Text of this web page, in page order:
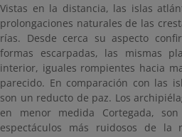
Vistas en la distancia, las islas
prolongaciones naturales de las
rías. Desde cerca su aspecto
formas escarpadas, las mismas
interior, iguales rompientes hacia
parecido. En comparación con las
son un reducto de paz. Los
en menor medida Cortegada,
espectáculos más ruidosos de la